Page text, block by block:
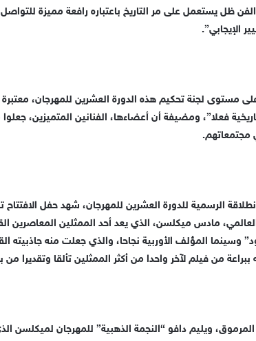
ظل يستعمل على مر التاريخ باعتباره رافعة مميزة
الإيجابي”.
مستوى لجنة تحكيم هذه الدورة العشرين للمهرجان، معتبرة
فعلا”، ومضيفة أن أعضاءها، الفنانين المتميزين،
مجتمعاتهم.
الرسمية للدورة العشرين للمهرجان، شهد حفل الافتتاح
مادس ميكلسن، الذي يعد أحد الممثلين المعاصرين
وسينما المؤلف الأوربية نجاحا، والذي جعلت منه جاذبيته
ببراعة من فيلم لآخر واحدا من أكثر الممثلين تألقا وتقديرا من
ويليم دافو “النجمة الذهبية” للمهرجان لميكلسن